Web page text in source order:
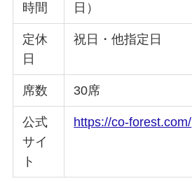
時間
日）
定休
日
祝日・他指定日
席数 30席
公式
サイ
ト
https://co-forest.com/